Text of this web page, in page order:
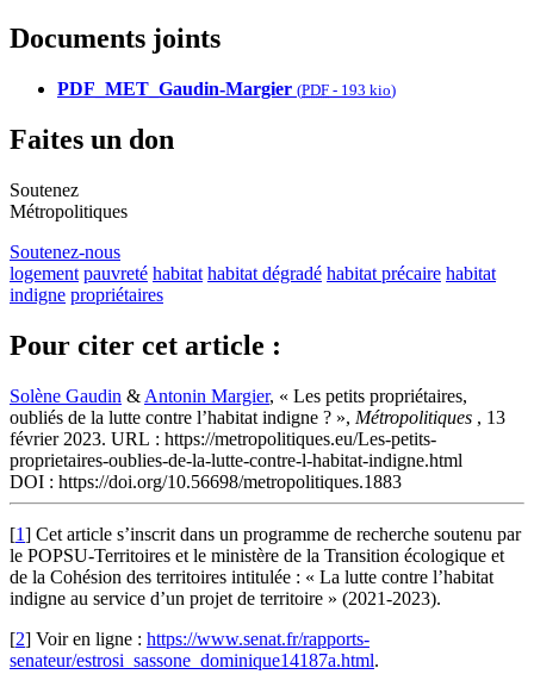
Documents joints
PDF_MET_Gaudin-Margier (PDF - 193 kio)
Faites un don
Soutenez
Métropolitiques
Soutenez-nous
logement pauvreté habitat habitat dégradé habitat précaire habitat
indigne propriétaires
Pour citer cet article :
Solène Gaudin & Antonin Margier, « Les petits propriétaires,
oubliés de la lutte contre l’habitat indigne ? », Métropolitiques , 13
février 2023. URL : https://metropolitiques.eu/Les-petits-
proprietaires-oublies-de-la-lutte-contre-l-habitat-indigne.html
DOI : https://doi.org/10.56698/metropolitiques.1883
[1] Cet article s’inscrit dans un programme de recherche soutenu par
le POPSU-Territoires et le ministère de la Transition écologique et
de la Cohésion des territoires intitulée : « La lutte contre l’habitat
indigne au service d’un projet de territoire » (2021-2023).
[2] Voir en ligne : https://www.senat.fr/rapports-
senateur/estrosi_sassone_dominique14187a.html.